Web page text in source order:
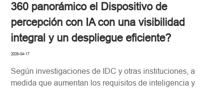
360 panorámico el Dispositivo de
percepción con IA con una visibilidad
integral y un despliegue eficiente?
2026-04-17
Según investigaciones de IDC y otras instituciones, a
medida que aumentan los requisitos de inteligencia y